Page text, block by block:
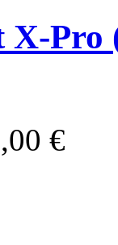
X-Pro
€